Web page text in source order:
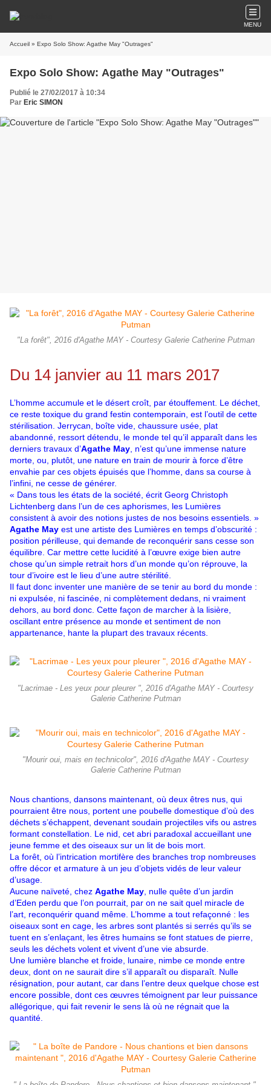
MENU
Accueil » Expo Solo Show: Agathe May "Outrages"
Expo Solo Show: Agathe May "Outrages"
Publié le 27/02/2017 à 10:34
Par Eric SIMON
"La forêt", 2016 d'Agathe MAY - Courtesy Galerie Catherine Putman
Du 14 janvier au 11 mars 2017
L’homme accumule et le désert croît, par étouffement. Le déchet,
ce reste toxique du grand festin contemporain, est l’outil de cette
stérilisation. Jerrycan, boîte vide, chaussure usée, plat
abandonné, ressort détendu, le monde tel qu’il apparaît dans les
derniers travaux d’Agathe May , n’est qu’une immense nature
morte, ou, plutôt, une nature en train de mourir à force d’être
envahie par ces objets épuisés que l’homme, dans sa course à
l’infini, ne cesse de générer.
« Dans tous les états de la société, écrit Georg Christoph
Lichtenberg dans l’un de ces aphorismes, les Lumières
consistent à avoir des notions justes de nos besoins essentiels. »
Agathe May est une artiste des Lumières en temps d’obscurité :
position périlleuse, qui demande de reconquérir sans cesse son
équilibre. Car mettre cette lucidité à l’œuvre exige bien autre
chose qu’un simple retrait hors d’un monde qu’on réprouve, la
tour d’ivoire est le lieu d’une autre stérilité.
Il faut donc inventer une manière de se tenir au bord du monde :
ni expulsée, ni fascinée, ni complètement dedans, ni vraiment
dehors, au bord donc. Cette façon de marcher à la lisière,
oscillant entre présence au monde et sentiment de non
appartenance, hante la plupart des travaux récents.
"Lacrimae - Les yeux pour pleurer ", 2016 d'Agathe MAY - Courtesy
Galerie Catherine Putman
"Mourir oui, mais en technicolor", 2016 d'Agathe MAY - Courtesy
Galerie Catherine Putman
Nous chantions, dansons maintenant, où deux êtres nus, qui
pourraient être nous, portent une poubelle domestique d’où des
déchets s’échappent, devenant soudain projectiles vifs ou astres
formant constellation. Le nid, cet abri paradoxal accueillant une
jeune femme et des oiseaux sur un lit de bois mort.
La forêt, où l’intrication mortifère des branches trop nombreuses
offre décor et armature à un jeu d’objets vidés de leur valeur
d’usage.
Aucune naïveté, chez Agathe May , nulle quête d’un jardin
d’Eden perdu que l’on pourrait, par on ne sait quel miracle de
l’art, reconquérir quand même. L’homme a tout refaçonné : les
oiseaux sont en cage, les arbres sont plantés si serrés qu’ils se
tuent en s’enlaçant, les êtres humains se font statues de pierre,
seuls les déchets volent et vivent d’une vie absurde.
Une lumière blanche et froide, lunaire, nimbe ce monde entre
deux, dont on ne saurait dire s’il apparaît ou disparaît. Nulle
résignation, pour autant, car dans l’entre deux quelque chose est
encore possible, dont ces œuvres témoignent par leur puissance
allégorique, qui fait revenir le sens là où ne régnait que la
quantité.